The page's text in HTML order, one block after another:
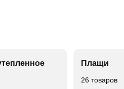
Плащи
26 товаров